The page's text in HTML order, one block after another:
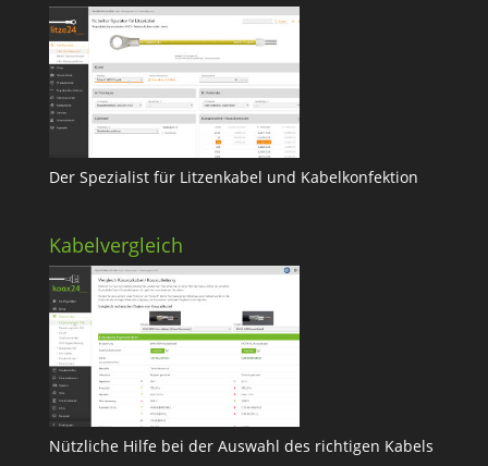
Der Spezialist für Litzenkabel und Kabelkonfektion
Kabelvergleich
Nützliche Hilfe bei der Auswahl des richtigen Kabels